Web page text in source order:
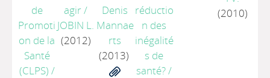
de
Promoti
on de la
Santé
(CLPS) /
agir/
JOBIN L.
(2012)
Denis
Mannae
rts
(2013)
réductio
n des
inégalité
s de
santé?/
(2010)